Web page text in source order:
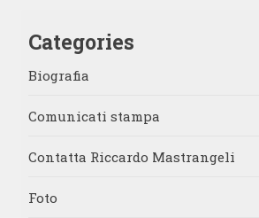
Categories
Biografia
Comunicati stampa
Contatta Riccardo Mastrangeli
Foto